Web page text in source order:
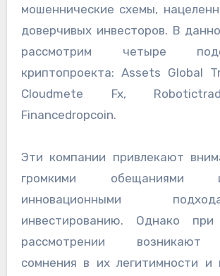
мошеннические схемы,
доверчивых инвесторов. В
рассмотрим четыре
криптопроекта: Assets Global
Cloudmete Fx,
Financedropcoin.
Эти компании привлекают
громкими
инновационными
инвестированию. Однако
рассмотрении возникают
сомнения в их легитимности и